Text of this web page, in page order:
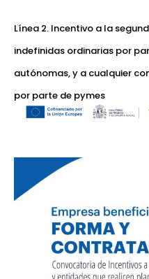
Línea 2. Incentivo a la
indefinidas ordinarias por
autónomas, y a cualquier
por parte de pymes